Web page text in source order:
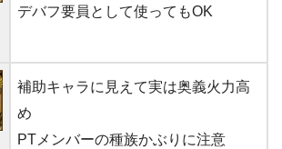
デバフ要員として使ってもOK
補助キャラに見えて実は奥義火力高
め
PTメンバーの種族かぶりに注意